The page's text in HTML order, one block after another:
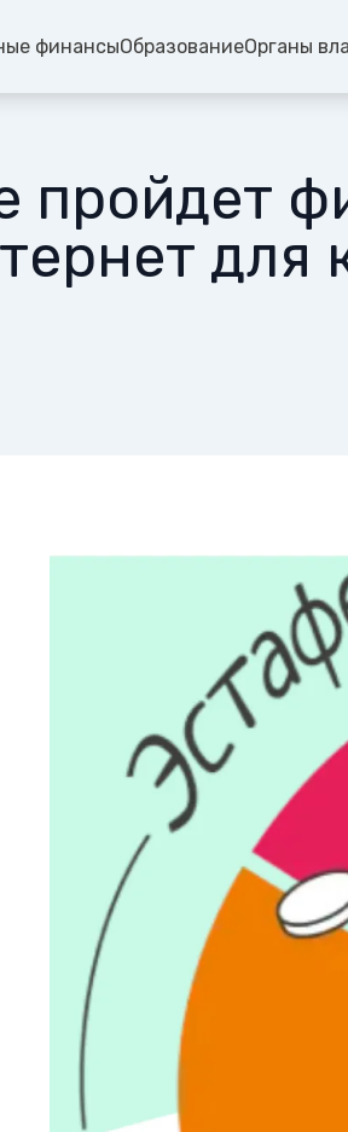
финансыОбразованиеОрганы
пройдет
для